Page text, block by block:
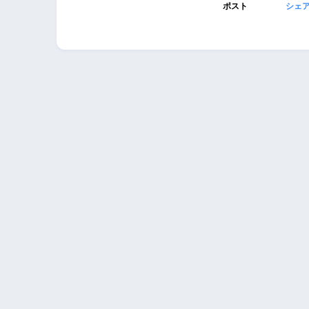
ポスト シェ